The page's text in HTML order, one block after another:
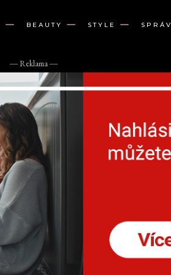
BEAUTY STYLE
― Reklama ―